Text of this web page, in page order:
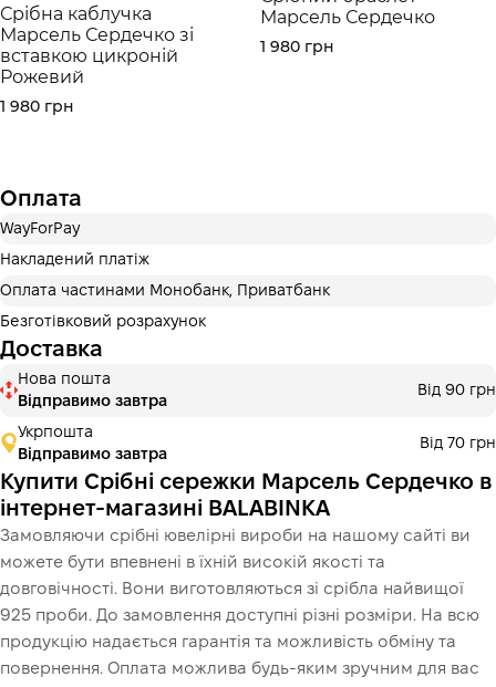
Срібна каблучка
Марсель Сердечко зі
вставкою цикроній
Рожевий
1 980 грн
Марсель Сердечко
1 980 грн
Оплата
WayForPay
Накладений платіж
Оплата частинами Монобанк, Приватбанк
Безготівковий розрахунок
Доставка
Нова пошта
Відправимо завтра
Від 90 грн
Укрпошта
Відправимо завтра
Від 70 грн
Купити Срібні сережки Марсель Сердечко в
інтернет-магазині BALABINKA
Замовляючи срібні ювелірні вироби на нашому сайті ви
можете бути впевнені в їхній високій якості та
довговічності. Вони виготовляються зі срібла найвищої
925 проби. До замовлення доступні різні розміри. На всю
продукцію надається гарантія та можливість обміну та
повернення. Оплата можлива будь-яким зручним для вас